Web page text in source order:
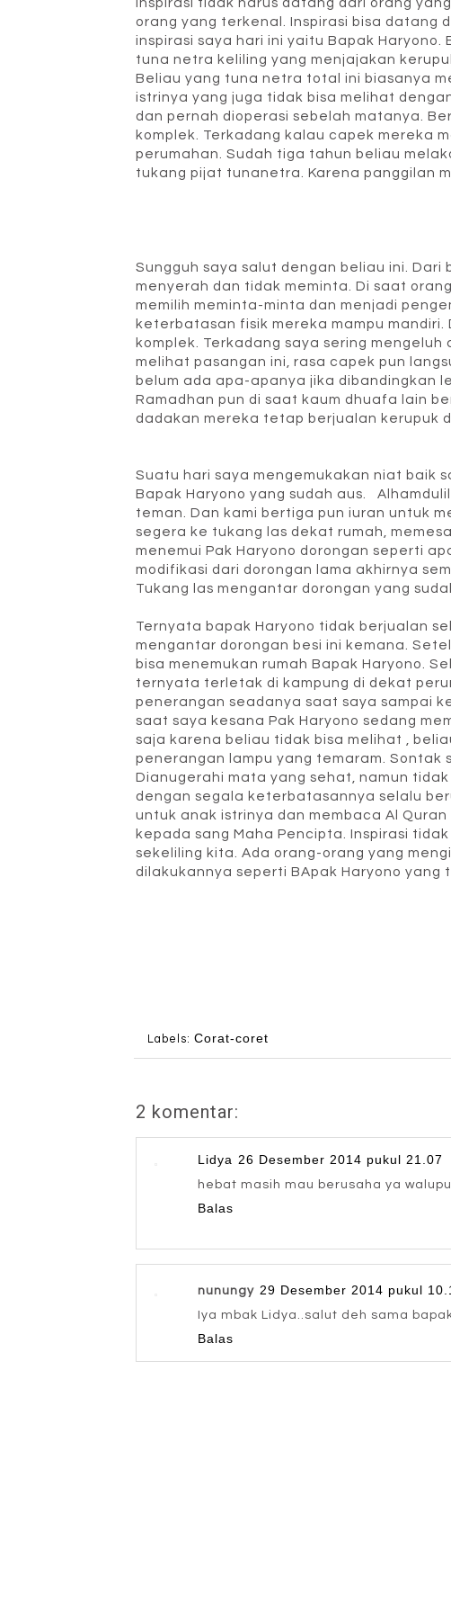
orang yang terkenal. Inspirasi bisa datang
inspirasi saya hari ini yaitu Bapak
tuna netra keliling yang menjajakan
Beliau yang tuna netra total ini biasanya
istrinya yang juga tidak bisa melihat
dan pernah dioperasi sebelah matanya.
komplek. Terkadang kalau capek mereka
perumahan. Sudah tiga tahun beliau
tukang pijat tunanetra. Karena panggilan
Sungguh saya salut dengan beliau ini.
menyerah dan tidak meminta. Di saat
memilih meminta-minta dan menjadi
keterbatasan fisik mereka mampu mandiri.
komplek. Terkadang saya sering
melihat pasangan ini, rasa capek pun
belum ada apa-apanya jika dibandingkan
Ramadhan pun di saat kaum dhuafa lain
dadakan mereka tetap berjualan kerupuk
Suatu hari saya mengemukakan niat baik
Bapak Haryono yang sudah aus.
teman. Dan kami bertiga pun iuran untuk
segera ke tukang las dekat rumah,
menemui Pak Haryono dorongan seperti
modifikasi dari dorongan lama akhirnya
Tukang las mengantar dorongan yang
Ternyata bapak Haryono tidak berjualan
mengantar dorongan besi ini kemana.
bisa menemukan rumah Bapak Haryono.
ternyata terletak di kampung di dekat
penerangan seadanya saat saya sampai
saat saya kesana Pak Haryono sedang
saja karena beliau tidak bisa melihat ,
penerangan lampu yang temaram. Sontak
Dianugerahi mata yang sehat, namun
dengan segala keterbatasannya selalu
untuk anak istrinya dan membaca Al
kepada sang Maha Pencipta. Inspirasi
sekeliling kita. Ada orang-orang yang
dilakukannya seperti BApak Haryono yang
Labels:Corat-coret
2 komentar:
Lidya 26 Desember 2014 pukul 21.07
hebat masih mau berusaha ya
Balas
nunungy 29 Desember 2014 pukul
Iya mbak Lidya..salut deh sama bapak
Balas